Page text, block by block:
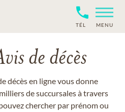
TÉL MENU
de décès
décès en ligne vous donne
de succursales à travers
chercher par prénom ou